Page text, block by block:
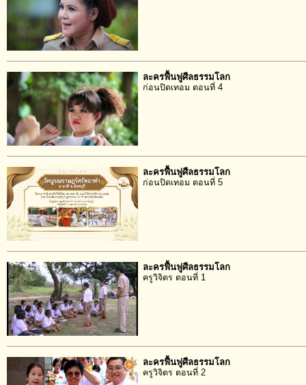
ละครฟื้นฟูศีลธรรมโลก
ก่อนปิดเทอม ตอนที่ 4
ละครฟื้นฟูศีลธรรมโลก
ก่อนปิดเทอม ตอนที่ 5
ละครฟื้นฟูศีลธรรมโลก
ครูวิจิตร ตอนที่ 1
ละครฟื้นฟูศีลธรรมโลก
ครูวิจิตร ตอนที่ 2